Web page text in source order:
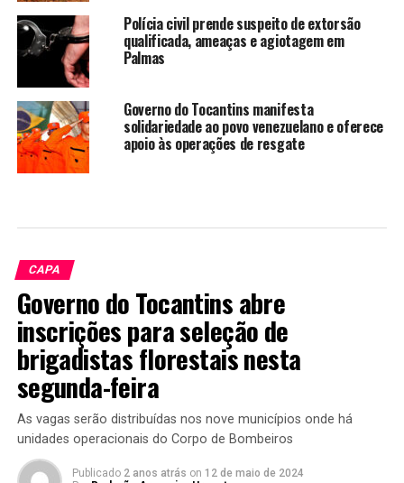
Polícia civil prende suspeito de extorsão
qualificada, ameaças e agiotagem em
Palmas
Governo do Tocantins manifesta
solidariedade ao povo venezuelano e oferece
apoio às operações de resgate
CAPA
Governo do Tocantins abre
inscrições para seleção de
brigadistas florestais nesta
segunda-feira
As vagas serão distribuídas nos nove municípios onde há
unidades operacionais do Corpo de Bombeiros
Publicado 2 anos atrás on 12 de maio de 2024